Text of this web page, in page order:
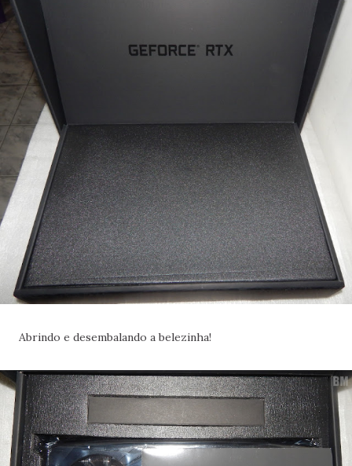
Abrindo e desembalando a belezinha!